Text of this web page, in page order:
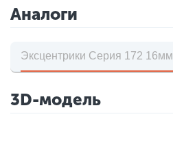
Аналоги
Эксцентрики Серия 172 16мм
3D-модель